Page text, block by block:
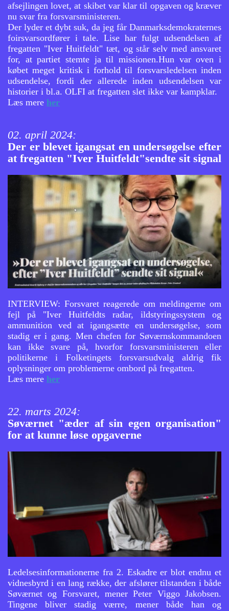
afsejlingen lovet, at skibet var klar til opgaven og kræver
nu svar fra forsvarsministeren.
Der lyder et dybt suk, da jeg får Danmarksdemokraternes
foirsvarsordfører i tale. Lise har fulgt udsendelsen af
fregatten "Iver Huitfeldt" tæt, og står selv med ansvaret
for, at partiet stemte ja til missionen.Hun var oven i
købet meget kritisk i forhold til forsvarsledelsen inden
udsendelse, fordi der allerede inden udsendelsen var
historier i bl.a. OLFI at fregatten slet ikke var kampklar.
Læs mere her
02. april 2024:
Der er blevet igangsat en undersøgelse efter
at fregatten "Iver Huitfeldt"sendte sit signal
INTERVIEW: Forsvaret reagerede om meldingerne om
fejl på "Iver Huitfeldts radar, ildstyringssystem og
ammunition ved at igangsætte en undersøgelse, som
stadig er i gang. Men chefen for Søværnskommandoen
kan ikke svare på, hvorfor forsvarsministeren eller
politikerne i Folketingets forsvarsudvalg aldrig fik
oplysninger om problemerne ombord på fregatten.
Læs mere her
22. marts 2024:
Søværnet "æder af sin egen organisation"
for at kunne løse opgaverne
Ledelsesinformationerne fra 2. Eskadre er blot endnu et
vidnesbyrd i en lang række, der afslører tilstanden i både
Søværnet og Forsvaret, mener Peter Viggo Jakobsen.
Tingene bliver stadig værre, mener både han og